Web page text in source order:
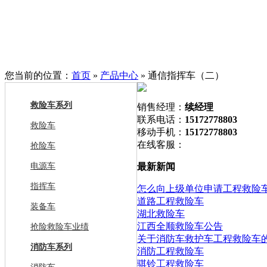
您当前的位置： 首页 » 产品中心 » 通信指挥车（二）
救险车系列
救险车
抢险车
电源车
指挥车
装备车
抢险救险车业绩
消防车系列
销售经理： 续经理
联系电话： 15172778803
移动手机： 15172778803
在线客服：
最新新闻
怎么向上级单位申请工程救险
道路工程救险车
湖北救险车
江西全顺救险车公告
关于消防车救护车工程救险车
消防工程救险车
骐铃工程救险车